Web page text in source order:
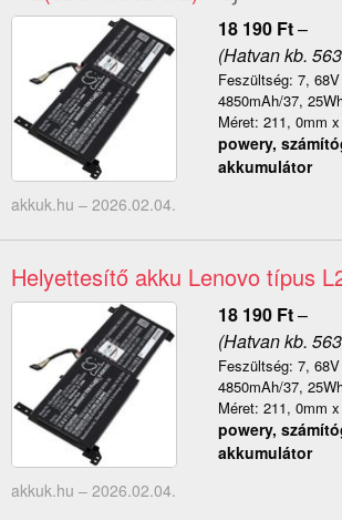
18 190 Ft–
(Hatvan kb.
Feszültség: 7,
4850mAh/37,
Méret: 211, 0mm
powery,
akkumulátor
akkuk.hu – 2026.02.04.
Helyettesítő akku Lenovo típus
18 190 Ft–
(Hatvan kb.
Feszültség: 7,
4850mAh/37,
Méret: 211, 0mm
powery,
akkumulátor
akkuk.hu – 2026.02.04.